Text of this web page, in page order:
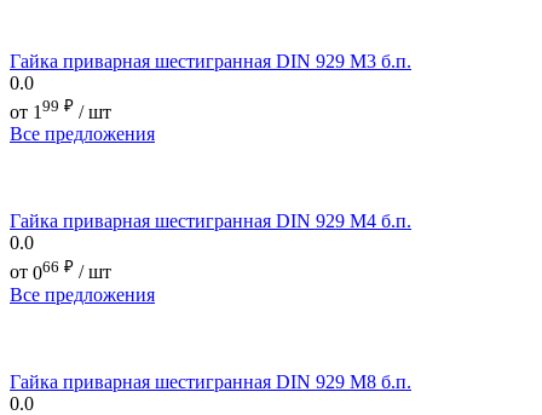
Гайка приварная шестигранная DIN 929 М3 б.п.
0.0
от 1 99 ₽ / шт
Все предложения
Гайка приварная шестигранная DIN 929 М4 б.п.
0.0
от 066 ₽ / шт
Все предложения
Гайка приварная шестигранная DIN 929 М8 б.п.
0.0